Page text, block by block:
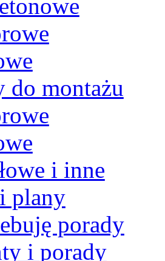
do montażu
i inne
plany
porady
i porady